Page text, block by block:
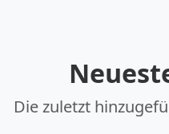
Die zuletzt